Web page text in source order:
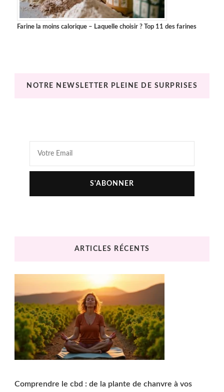
Farine la moins calorique – Laquelle choisir ? Top 11 des farines
NOTRE NEWSLETTER PLEINE DE SURPRISES
ARTICLES RÉCENTS
Comprendre le cbd : de la plante de chanvre à vos